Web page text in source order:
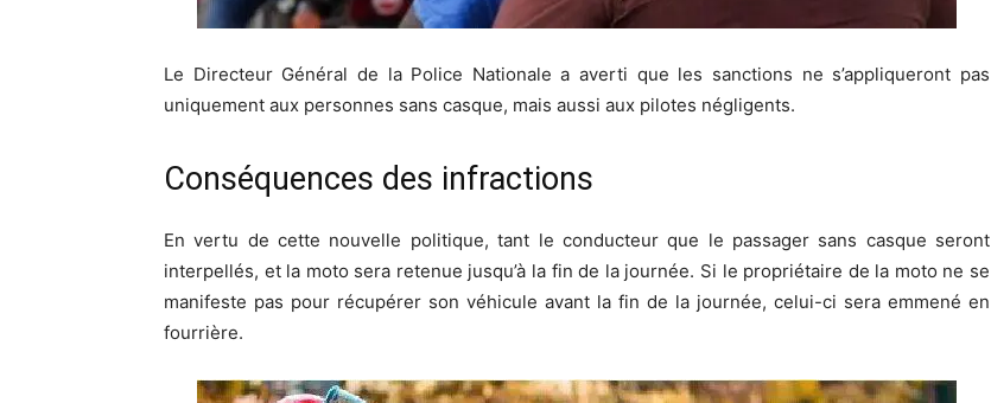
Le Directeur Général de la Police Nationale a averti que les sanctions ne s’appliqueront pas
uniquement aux personnes sans casque, mais aussi aux pilotes négligents.
Conséquences des infractions
En vertu de cette nouvelle politique, tant le conducteur que le passager sans casque seront
interpellés, et la moto sera retenue jusqu’à la fin de la journée. Si le propriétaire de la moto ne se
manifeste pas pour récupérer son véhicule avant la fin de la journée, celui-ci sera emmené en
fourrière.